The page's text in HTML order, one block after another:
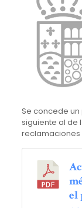
Se concede
siguiente al de
reclamaciones
el